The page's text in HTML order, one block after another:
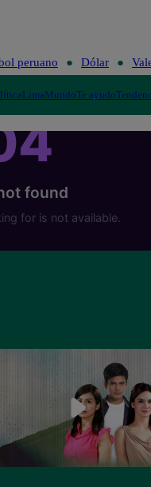
peruano Dólar
LimaMundoTe ayudo